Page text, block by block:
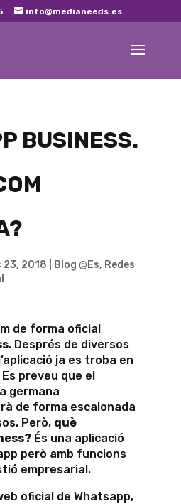
info@medianeeds.es
BUSINESS.
23, 2018 Blog @Es, Redes
de forma oficial
. Després de diversos
ja es troba en
preveu que el
germana
de forma escalonada
Però, què
És una aplicació
però amb funcions
empresarial.
oficial de Whatsapp,